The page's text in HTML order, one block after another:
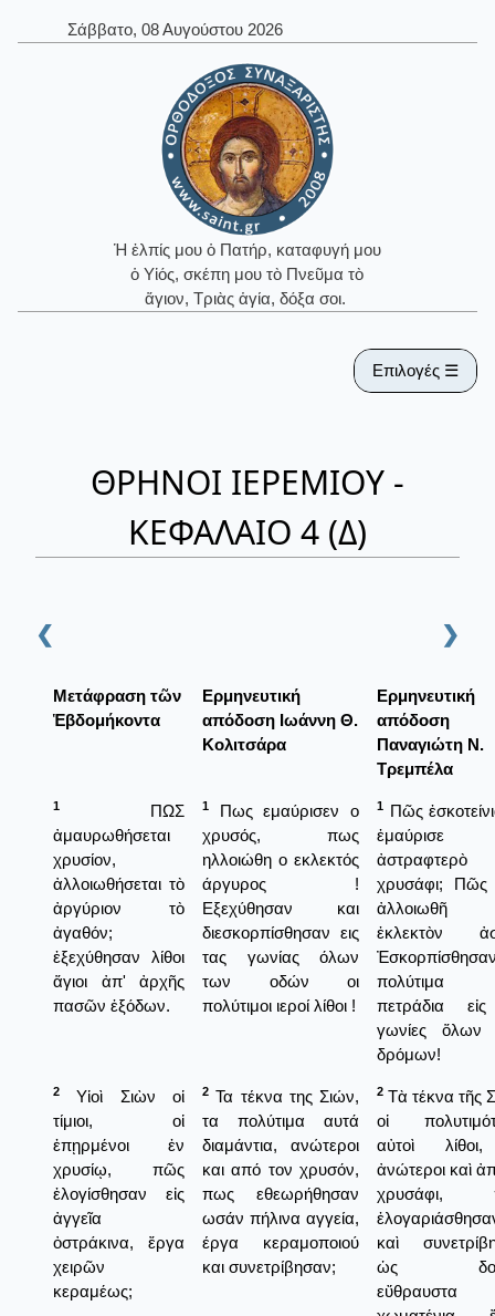
Σάββατο, 08 Αυγούστου 2026
Ἡ ἐλπίς μου ὁ Πατήρ, καταφυγή μου
ὁ Υἱός, σκέπη μου τὸ Πνεῦμα τὸ
ἅγιον, Τριὰς ἁγία, δόξα σοι.
Επιλογές ☰
ΘΡΗΝΟΙ ΙΕΡΕΜΙΟΥ -
ΚΕΦΑΛΑΙΟ 4 (Δ)
❮ ❯
Μετάφραση τῶν
Ἑβδομήκοντα
Ερμηνευτική
απόδοση Ιωάννη Θ.
Κολιτσάρα
Ερμηνευτική
απόδοση
Παναγιώτη Ν.
Τρεμπέλα
1
ΠΩΣ
ἀμαυρωθήσεται
χρυσίον,
ἀλλοιωθήσεται τὸ
ἀργύριον τὸ
ἀγαθόν;
ἐξεχύθησαν λίθοι
ἅγιοι ἀπ' ἀρχῆς
πασῶν ἐξόδων.
1
Πως εμαύρισεν ο
χρυσός, πως
ηλλοιώθη ο εκλεκτός
άργυρος !
Εξεχύθησαν και
διεσκορπίσθησαν εις
τας γωνίας όλων
των οδών οι
πολύτιμοι ιεροί λίθοι !
1 Πῶς
ἐμαύρισε
ἀστραφτερὸ
χρυσάφι; Πῶς
ἀλλοιωθῆ
ἐκλεκτὸν
πολύτιμα
πετράδια εἰς
γωνίες ὅλων
δρόμων!
2
Υἱοὶ Σιὼν οἱ
τίμιοι, οἱ
ἐπῃρμένοι ἐν
χρυσίῳ, πῶς
ἐλογίσθησαν εἰς
ἀγγεῖα
ὀστράκινα, ἔργα
χειρῶν
κεραμέως;
2 Τα τέκνα της Σιών,
τα πολύτιμα αυτά
διαμάντια, ανώτεροι
και από τον χρυσόν,
πως εθεωρήθησαν
ωσάν πήλινα αγγεία,
έργα κεραμοποιού
και συνετρίβησαν;
2 Τὰ τέκνα τῆς
οἱ
αὐτοὶ
ἀνώτεροι καὶ
χρυσάφι,
καὶ
ὡς
εὔθραυστα